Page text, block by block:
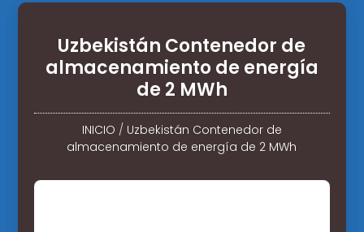
Uzbekistán Contenedor de
almacenamiento de energía
de 2 MWh
INICIO / Uzbekistán Contenedor de
almacenamiento de energía de 2 MWh